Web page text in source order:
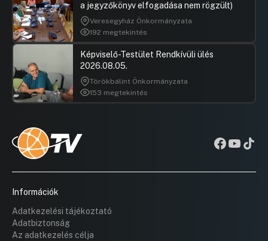
a jegyzőkönyv elfogadása nem rögzült)
Veresegyház Önkormányzata
192 megtekintés
Képviselő-Testület Rendkívüli ülés
2026.08.05.
Törökbálint Önkormányzata
153 megtekintés
Információk
Adatkezelési tájékoztató
Adatbiztonság
Az adatkezelés célja